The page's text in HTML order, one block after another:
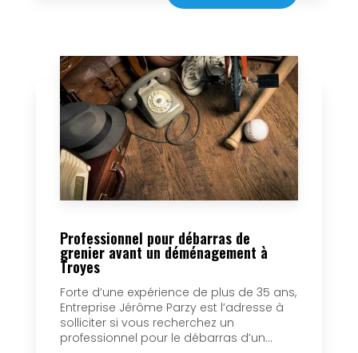
Professionnel pour débarras de
grenier avant un déménagement à
Troyes
Forte d’une expérience de plus de 35 ans,
Entreprise Jérôme Parzy est l’adresse à
solliciter si vous recherchez un
professionnel pour le débarras d’un...